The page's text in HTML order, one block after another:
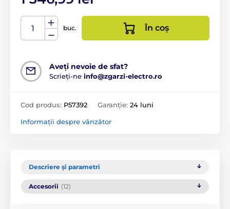
buc. În coș
Aveți nevoie de sfat?
Scrieți-ne info@zgarzi-electro.ro
Cod produs: P57392 Garanție: 24 luni
Informații despre vânzător
Descriere și parametri
Accesorii (12)